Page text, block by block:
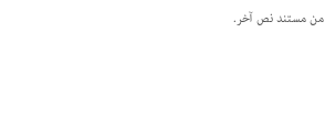
من مستند نص آخر.